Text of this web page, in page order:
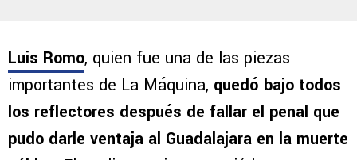
Luis Romo, quien fue una de las piezas
importantes de La Máquina, quedó bajo todos
los reflectores después de fallar el penal que
pudo darle ventaja al Guadalajara en la muerte